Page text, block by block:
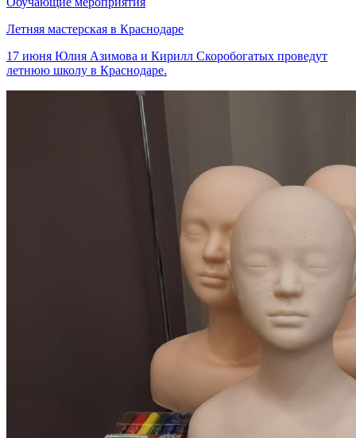
Летняя мастерская в Краснодаре
17 июня Юлия Азимова и Кирилл Скоробогатых проведут
летнюю школу в Краснодаре.